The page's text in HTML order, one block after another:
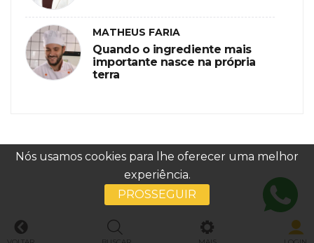
Nós usamos cookies para lhe oferecer uma melhor
experiência.
PROSSEGUIR
MATHEUS FARIA
Quando o ingrediente mais
importante nasce na própria
terra